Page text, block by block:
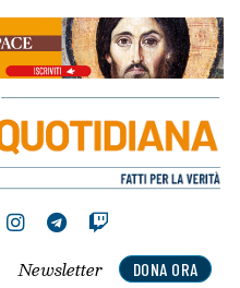
DONA ORA
Newsletter